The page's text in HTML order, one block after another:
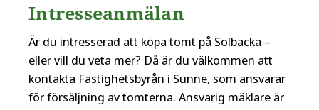
Intresseanmälan
Är du intresserad att köpa tomt på Solbacka –
eller vill du veta mer? Då är du välkommen att
kontakta Fastighetsbyrån i Sunne, som ansvarar
för försäljning av tomterna. Ansvarig mäklare är